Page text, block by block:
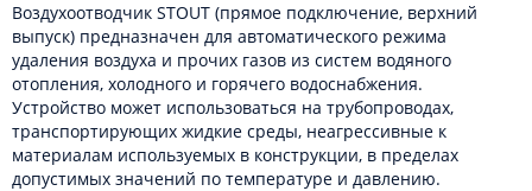
Воздухоотводчик STOUT (прямое подключение, верхний
выпуск) предназначен для автоматического режима
удаления воздуха и прочих газов из систем водяного
отопления, холодного и горячего водоснабжения.
Устройство может использоваться на трубопроводах,
транспортирующих жидкие среды, неагрессивные к
материалам используемых в конструкции, в пределах
допустимых значений по температуре и давлению.